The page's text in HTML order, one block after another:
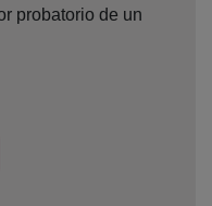
probatorio de un